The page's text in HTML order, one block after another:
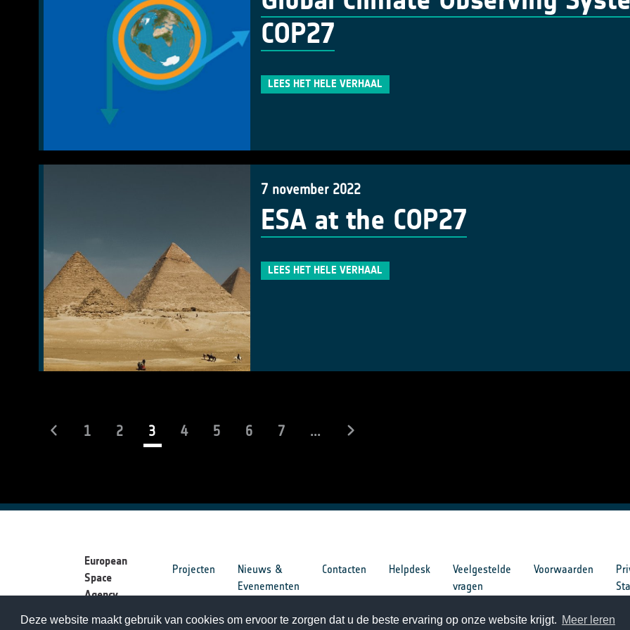
Deze website maakt gebruik van cookies om ervoor te zorgen dat u de beste ervaring op onze website krijgt. Meer leren
COP27
LEES HET HELE VERHAAL
7 november 2022
ESA at the COP27
LEES HET HELE VERHAAL
1 2 3(current)
4 5 6 7 ...
European
Space
Agency
Projecten
Nieuws &
Evenementen
Contacten Helpdesk
Veelgestelde
vragen
Voorwaarden